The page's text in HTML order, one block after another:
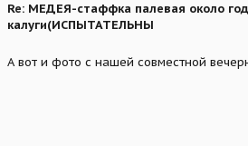
Re: МЕДЕЯ-стаффка палевая около
калуги(ИСПЫТАТЕЛЬНЫ
А вот и фото с нашей совместной